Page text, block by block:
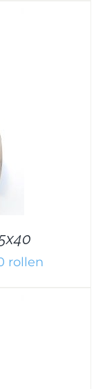
rollen